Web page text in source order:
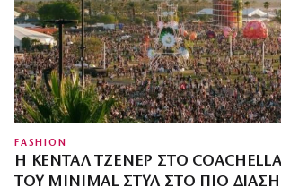
FASHION
Η ΚΈΝΤΑΛ ΤΖΈΝΕΡ ΣΤΟ
ΤΟΥ MINIMAL ΣΤΥΛ ΣΤΟ ΠΙΟ